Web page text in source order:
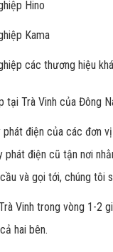
Hino
Kama
các thương hiệu
tại Trà Vinh của Đông
điện của các đơn
điện cũ tận nơi
và gọi tới, chúng tôi
Vinh trong vòng 1-2
hai bên.